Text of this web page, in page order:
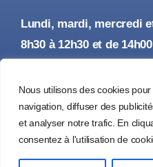
Nous utilisons des cookies
navigation, diffuser des
et analyser notre trafic. En
consentez à l'utilisation de
Lundi, mardi, mercredi
8h30 à 12h30 et de
8h30 à 12h30 et de 14h00
© 2026 • Tous droits